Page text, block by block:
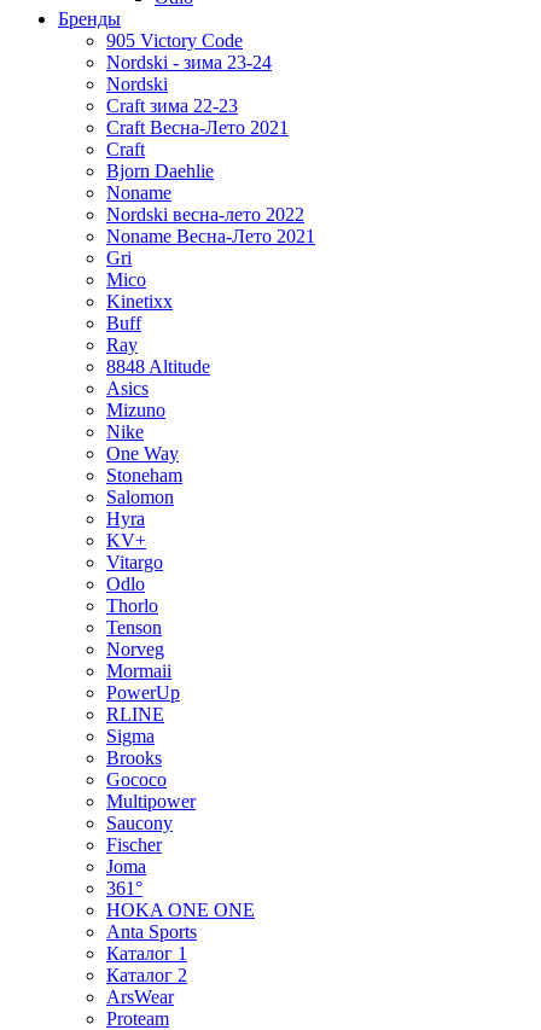
Бренды
905 Victory Code
Nordski - зима 23-24
Nordski
Craft зима 22-23
Craft Весна-Лето 2021
Craft
Bjorn Daehlie
Noname
Nordski весна-лето 2022
Noname Весна-Лето 2021
Gri
Mico
Kinetixx
Buff
Ray
8848 Altitude
Asics
Mizuno
Nike
One Way
Stoneham
Salomon
Hyra
KV+
Vitargo
Odlo
Thorlo
Tenson
Norveg
Mormaii
PowerUp
RLINE
Sigma
Brooks
Gococo
Multipower
Saucony
Fischer
Joma
361°
HOKA ONE ONE
Anta Sports
Каталог 1
Каталог 2
ArsWear
Proteam